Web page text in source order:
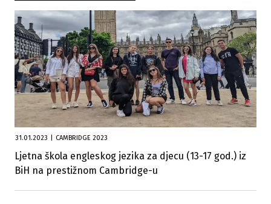
31.01.2023 CAMBRIDGE 2023
Ljetna škola engleskog jezika za djecu (13-17 god.) iz
BiH na prestižnom Cambridge-u